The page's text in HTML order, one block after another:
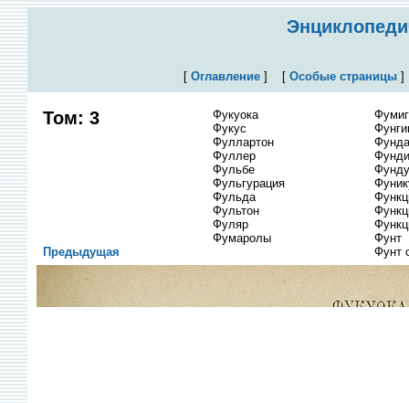
[ Оглавление] [ Особые страницы
Том: 3
Фукуока
Фукус
Фуллартон
Фуллер
Фульбе
Фульгурация
Фульда
Фультон
Фуляр
Фумаролы
Фунт
Фунт
Предыдущая